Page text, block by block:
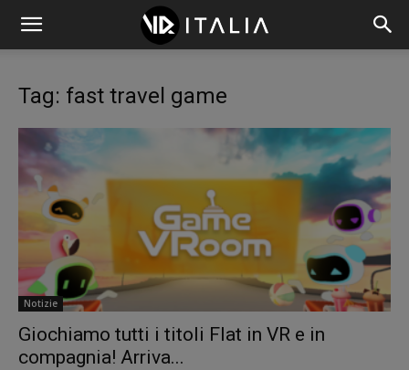
Tag: fast travel game
Notizie
Giochiamo tutti i titoli Flat in VR e in
compagnia! Arriva...